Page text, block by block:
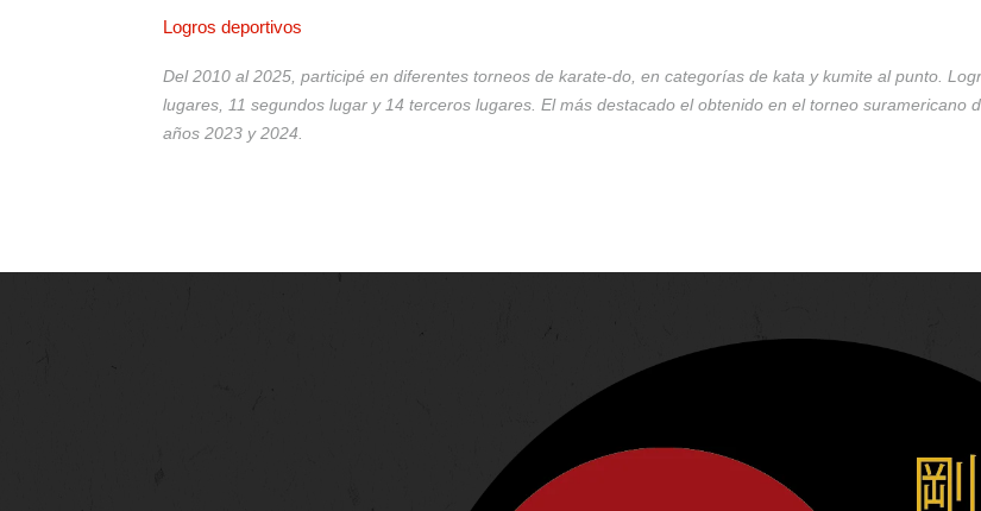
Logros deportivos
Del 2010 al 2025, participé en diferentes torneos de karate-do, en categorías de kata y kumite al punto.
lugares, 11 segundos lugar y 14 terceros lugares. El más destacado el obtenido en el torneo suramericano
años 2023 y 2024.